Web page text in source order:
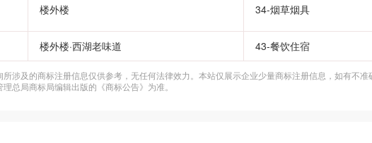
楼外楼 34-烟草烟具
楼外楼·西湖老味道 43-餐饮住宿
涉及的商标注册信息仅供参考，无任何法律效力。本站仅展示企业少量商标注册信息，如有不准
总局商标局编辑出版的《商标公告》为准。